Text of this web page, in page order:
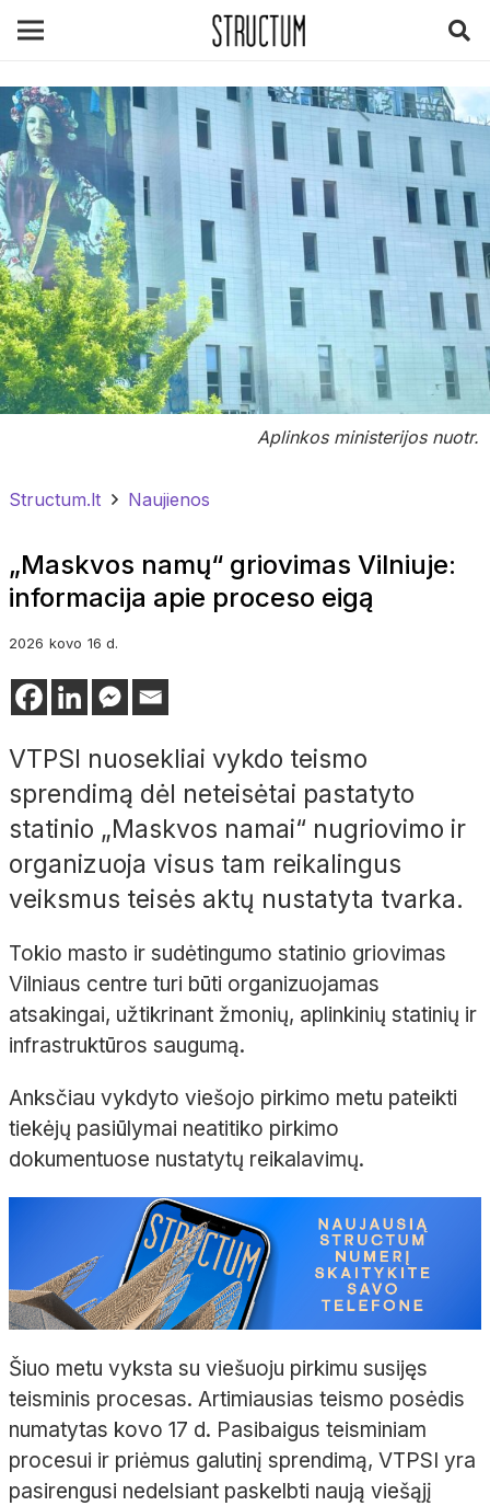
Aplinkos ministerijos nuotr.
Structum.lt Naujienos
„Maskvos namų“ griovimas Vilniuje:
informacija apie proceso eigą
2026 kovo 16 d.
VTPSI nuosekliai vykdo teismo
sprendimą dėl neteisėtai pastatyto
statinio „Maskvos namai“ nugriovimo ir
organizuoja visus tam reikalingus
veiksmus teisės aktų nustatyta tvarka.
Tokio masto ir sudėtingumo statinio griovimas
Vilniaus centre turi būti organizuojamas
atsakingai, užtikrinant žmonių, aplinkinių statinių ir
infrastruktūros saugumą.
Anksčiau vykdyto viešojo pirkimo metu pateikti
tiekėjų pasiūlymai neatitiko pirkimo
dokumentuose nustatytų reikalavimų.
Šiuo metu vyksta su viešuoju pirkimu susijęs
teisminis procesas. Artimiausias teismo posėdis
numatytas kovo 17 d. Pasibaigus teisminiam
procesui ir priėmus galutinį sprendimą, VTPSI yra
pasirengusi nedelsiant paskelbti naują viešąjį